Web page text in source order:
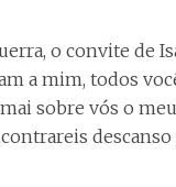
o convite de
a mim, todos
sobre vós o
descanso